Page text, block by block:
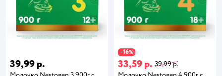
39,99 р.
−16%
33,59 р. 39,99 р.